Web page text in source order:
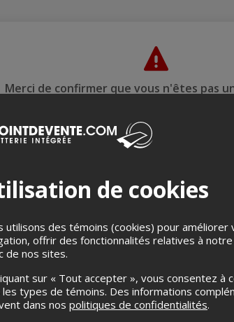
Merci de confirmer que vous n'êtes pas
Aucun
Aucun échange
de cookies
utilisons des témoins (cookies) pour
offrir des fonctionnalités relatives à
de nos sites.
sur « Tout accepter », vous consentez à
types de témoins. Des informations
dans nos politiques de confidentialités.